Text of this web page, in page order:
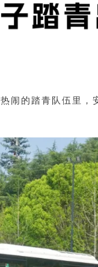
闹的踏青队伍里，